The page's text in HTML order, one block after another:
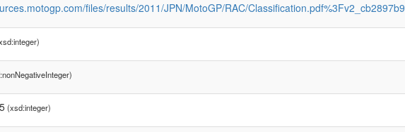
files/results/2011/JPN/MotoGP/RAC/Classification.pdf%3Fv2_cb2897b9
(xsd:integer)